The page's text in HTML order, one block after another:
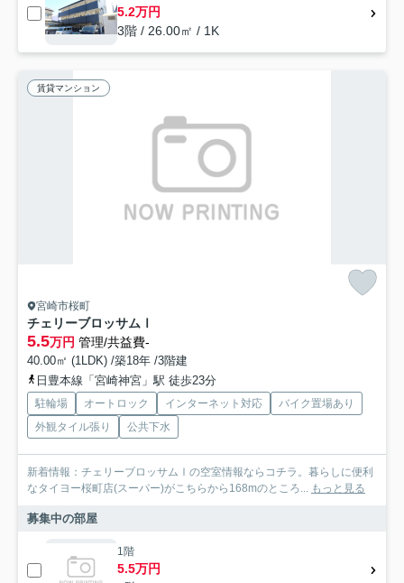
5.2万円
3階 / 26.00㎡ / 1K
賃貸マンション
宮崎市桜町
チェリーブロッサムⅠ
5.5万円 管理/共益費-
40.00㎡ (1LDK) /築18年 /3階建
日豊本線「宮崎神宮」駅 徒歩23分
駐輪場 オートロック インターネット対応
バイク置場あり
外観タイル張り
公共下水
新着情報：チェリーブロッサムⅠの空室情報ならコチラ。暮らしに便利
なタイヨー桜町店(スーパー)がこちらから168mのところ... もっと見る
募集中の部屋
1階
5.5万円